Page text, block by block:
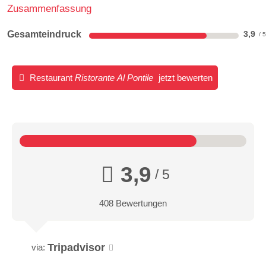
Zusammenfassung
Gesamteindruck 3,9
Restaurant Ristorante Al Pontile jetzt bewerten
3,9 / 5
408 Bewertungen
via: Tripadvisor